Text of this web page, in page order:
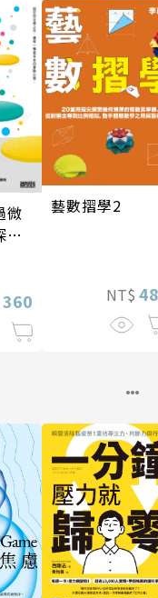
微
索
360
藝數摺學2
NT$